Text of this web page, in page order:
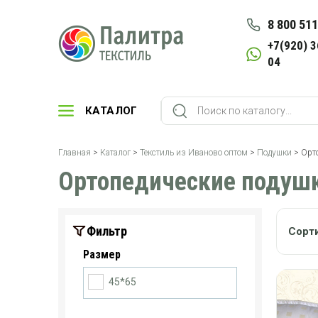
8 800
+7(920)
04
КАТАЛОГ
Главная > Каталог > Текстиль из Иваново оптом > Подушки >
Ортопедические
Фильтр
Размер
45*65